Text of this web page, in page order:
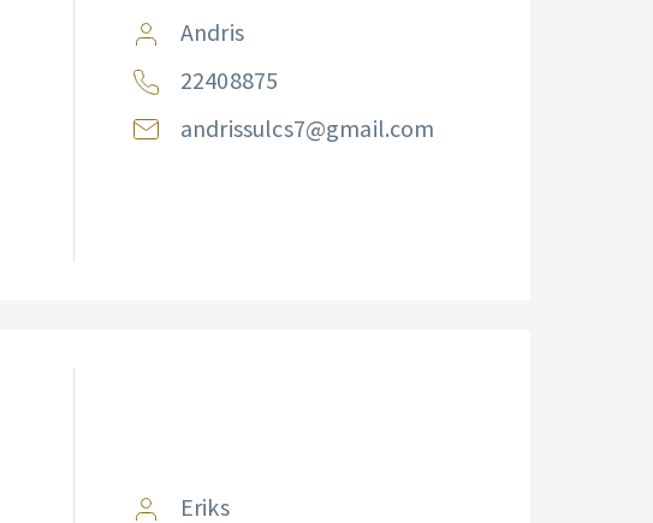
Andris
22408875
andrissulcs7@gmail.com
Eriks